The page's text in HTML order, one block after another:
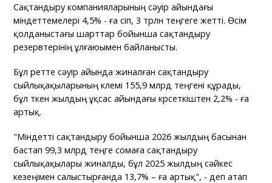
Сақтандыру компанияларының сәуір айындағы
міндеттемелері 4,5% - ға өсіп, 3 трлн теңгеге жетті. Өсім
қолданыстағы шарттар бойынша сақтандыру
резервтерінің ұлғаюымен байланысты.
Бұл ретте сәуір айында жиналған сақтандыру
сыйлықақыларының көлемі 155,9 млрд теңгені құрады,
бұл өткен жылдың ұқсас айындағы көрсеткіштен 2,2% - ға
артық.
"Міндетті сақтандыру бойынша 2026 жылдың басынан
бастап 99,3 млрд теңге сомаға сақтандыру
сыйлықақылары жиналды, бұл 2025 жылдың сәйкес
кезеңімен салыстырғанда 13,7% – ға артық", - деп атап